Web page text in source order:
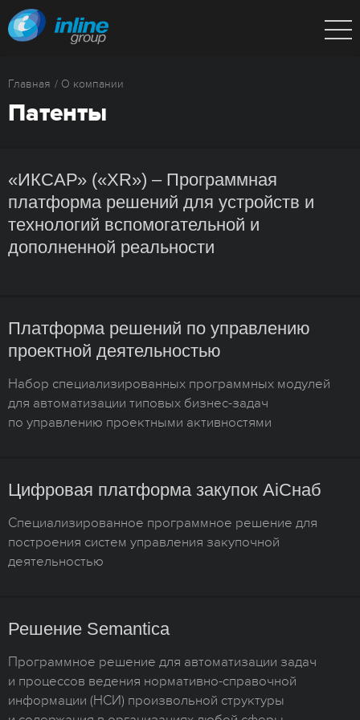
Главная О компании
Патенты
«ИКСАР» («XR») – Программная
платформа решений для устройств и
технологий вспомогательной и
дополненной реальности
Платформа решений по управлению
проектной деятельностью
Набор специализированных программных модулей
для автоматизации типовых бизнес-задач
по управлению проектными активностями
Цифровая платформа закупок AiСнаб
Специализированное программное решение для
построения систем управления закупочной
деятельностью
Решение Semantica
Программное решение для автоматизации задач
и процессов ведения нормативно-справочной
информации (НСИ) произвольной структуры